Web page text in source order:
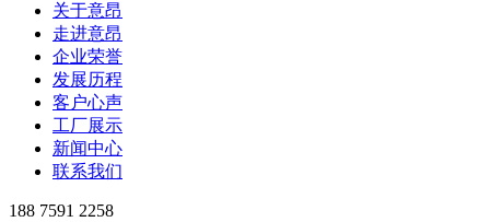
关于意昂
走进意昂
企业荣誉
发展历程
客户心声
工厂展示
新闻中心
联系我们
188 7591 2258